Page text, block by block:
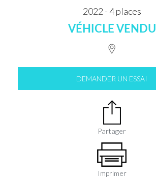
2022 - 4 places
VÉHICLE VENDU
DEMANDER UN ESSAI
Partager
Imprimer